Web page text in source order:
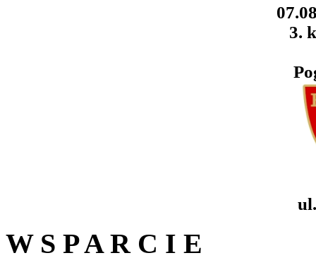
3.
W S P A R C I E